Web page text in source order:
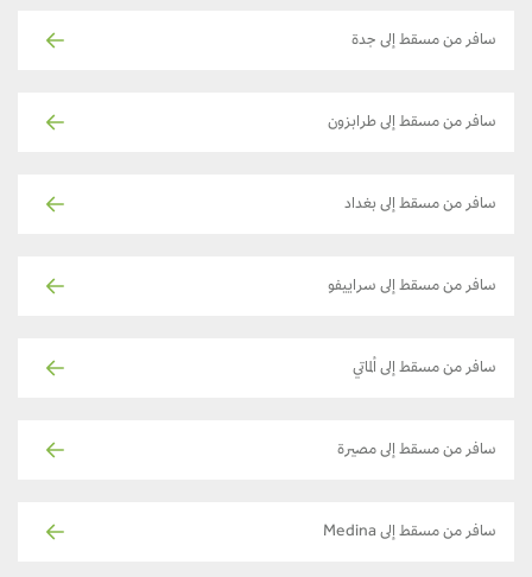
سافر من مسقط إلى جدة
سافر من مسقط إلى طرابزون
سافر من مسقط إلى بغداد
سافر من مسقط إلى سراييفو
سافر من مسقط إلى ألماتي
سافر من مسقط إلى مصيرة
سافر من مسقط إلى Medina